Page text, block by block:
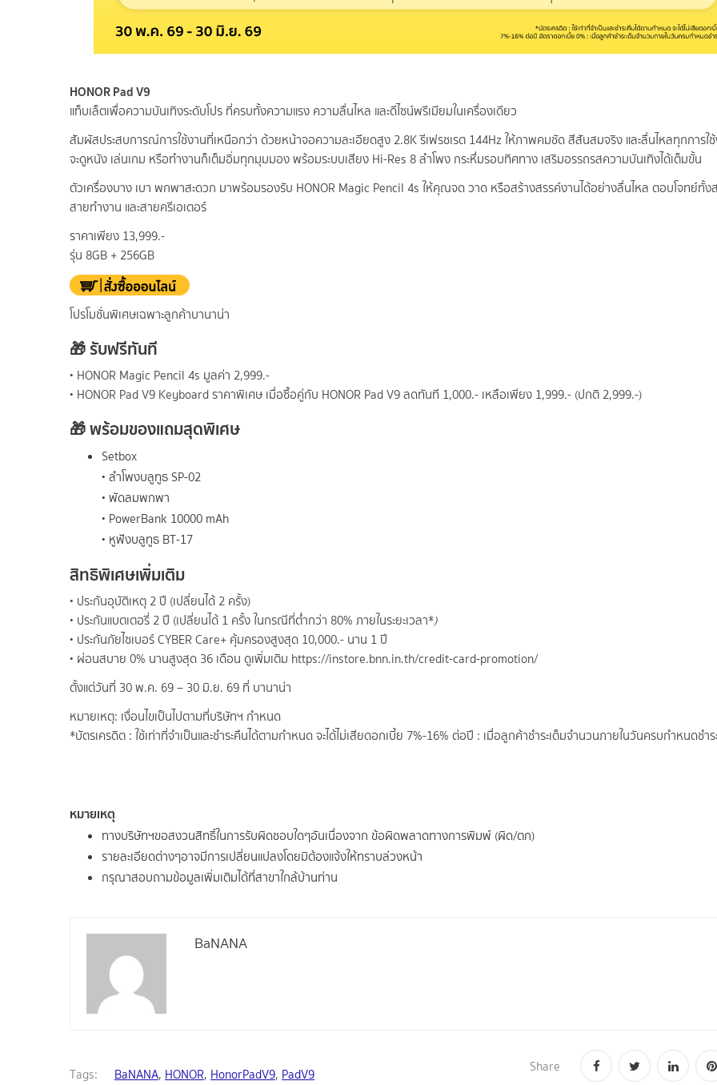
HONOR Pad V9
แท็บเล็ตเพื่อความบันเทิงระดับโปร ที่ครบทั้งความแรง ความลื่นไหล และดีไซน์พรีเมียมในเครื่องเดียว
สัมผัสประสบการณ์การใช้งานที่เหนือกว่า ด้วยหน้าจอความละเอียดสูง 2.8K รีเฟรชเรต 144Hz ให้ภาพคมชัด สีสันสมจริง และลื่นไหลทุกการใช้
จะดูหนัง เล่นเกม หรือทำงานก็เต็มอิ่มทุกมุมมอง พร้อมระบบเสียง Hi-Res 8 ลำโพง กระหึ่มรอบทิศทาง เสริมอรรถรสความบันเทิงได้เต็มขั้น
ตัวเครื่องบาง เบา พกพาสะดวก มาพร้อมรองรับ HONOR Magic Pencil 4s ให้คุณจด วาด หรือสร้างสรรค์งานได้อย่างลื่นไหล ตอบโจทย์ทั้ง
สายทำงาน และสายครีเอเตอร์
ราคาเพียง 13,999.-
รุ่น 8GB + 256GB
โปรโมชั่นพิเศษเฉพาะลูกค้าบานาน่า
🎁 รับฟรีทันที
• HONOR Magic Pencil 4s มูลค่า 2,999.-
• HONOR Pad V9 Keyboard ราคาพิเศษ เมื่อซื้อคู่กับ HONOR Pad V9 ลดทันที 1,000.- เหลือเพียง 1,999.- (ปกติ 2,999.-)
🎁 พร้อมของแถมสุดพิเศษ
Setbox
• ลำโพงบลูทูธ SP-02
• พัดลมพกพา
• PowerBank 10000 mAh
• หูฟังบลูทูธ BT-17
สิทธิพิเศษเพิ่มเติม
• ประกันอุบัติเหตุ 2 ปี (เปลี่ยนได้ 2 ครั้ง)
• ประกันแบตเตอรี่ 2 ปี (เปลี่ยนได้ 1 ครั้ง ในกรณีที่ต่ำกว่า 80% ภายในระยะเวลา*)
• ประกันภัยไซเบอร์ CYBER Care+ คุ้มครองสูงสุด 10,000.- นาน 1 ปี
• ผ่อนสบาย 0% นานสูงสุด 36 เดือน ดูเพิ่มเติม https://instore.bnn.in.th/credit-card-promotion/
ตั้งแต่วันที่ 30 พ.ค. 69 – 30 มิ.ย. 69 ที่ บานาน่า
หมายเหตุ: เงื่อนไขเป็นไปตามที่บริษัทฯ กำหนด
*บัตรเครดิต : ใช้เท่าที่จำเป็นและชำระคืนได้ตามกำหนด จะได้ไม่เสียดอกเบี้ย 7%-16% ต่อปี : เมื่อลูกค้าชำระเต็มจำนวนภายในวันครบกำหนดชำร
หมายเหตุ
ทางบริษัทฯขอสงวนสิทธิ์ในการรับผิดชอบใดๆอันเนื่องจาก ข้อผิดพลาดทางการพิมพ์ (ผิด/ตก)
รายละเอียดต่างๆอาจมีการเปลี่ยนแปลงโดยมิต้องแจ้งให้ทราบล่วงหน้า
กรุณาสอบถามข้อมูลเพิ่มเติมได้ที่สาขาใกล้บ้านท่าน
BaNANA
Tags: BaNANA, HONOR, HonorPadV9, PadV9 Share